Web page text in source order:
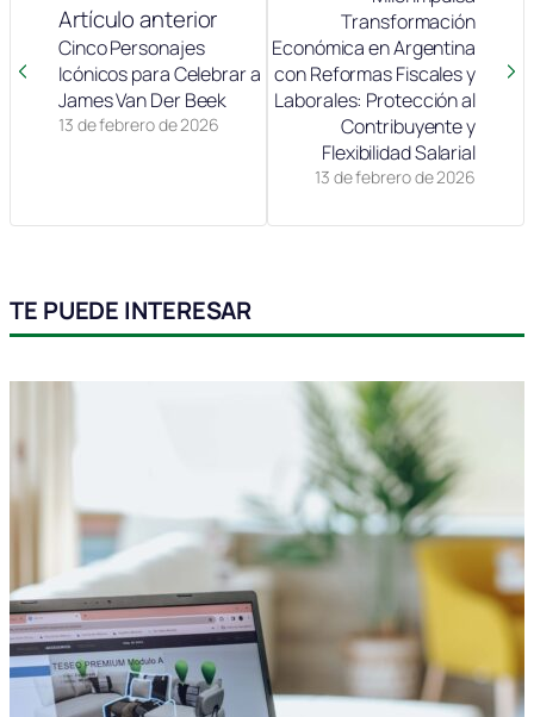
Artículo anterior
13 de febrero de 2026
Cinco Personajes
Icónicos para Celebrar a
James Van Der Beek
13 de febrero de 2026
Transformación
Económica en Argentina
con Reformas Fiscales y
Laborales: Protección al
Contribuyente y
Flexibilidad Salarial
TE PUEDE INTERESAR